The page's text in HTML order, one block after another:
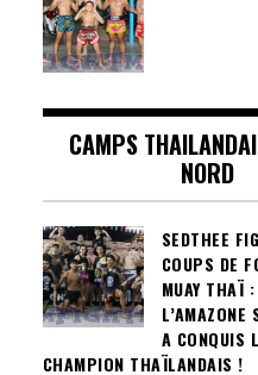
CAMPS
NORD
SEDTHEE
COUPS DE
MUAY THAÏ
L’AMAZONE
A CONQUIS
CHAMPION THAÏLANDAIS !